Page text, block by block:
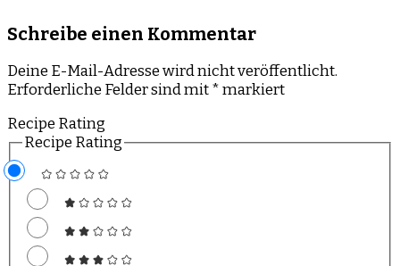
Schreibe einen Kommentar
Deine E-Mail-Adresse wird nicht veröffentlicht.
Erforderliche Felder sind mit*markiert
Recipe Rating
Recipe Rating